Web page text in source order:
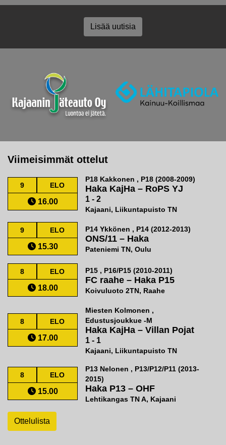
Lisää uutisia
Viimeisimmät ottelut
9 ELO
16.00
P18 Kakkonen , P18 (2008-2009)
Haka KajHa – RoPS YJ
1 - 2
Kajaani, Liikuntapuisto TN
9 ELO
15.30
P14 Ykkönen , P14 (2012-2013)
ONS/11 – Haka
Pateniemi TN, Oulu
8 ELO
18.00
P15 , P16/P15 (2010-2011)
FC raahe – Haka P15
Koivuluoto 2TN, Raahe
8 ELO
17.00
Miesten Kolmonen ,
Edustusjoukkue -M
Haka KajHa –Villan Pojat
1 - 1
Kajaani, Liikuntapuisto TN
8 ELO
15.00
P13 Nelonen , P13/P12/P11 (2013-
2015)
Haka P13 –OHF
Lehtikangas TN A, Kajaani
Ottelulista